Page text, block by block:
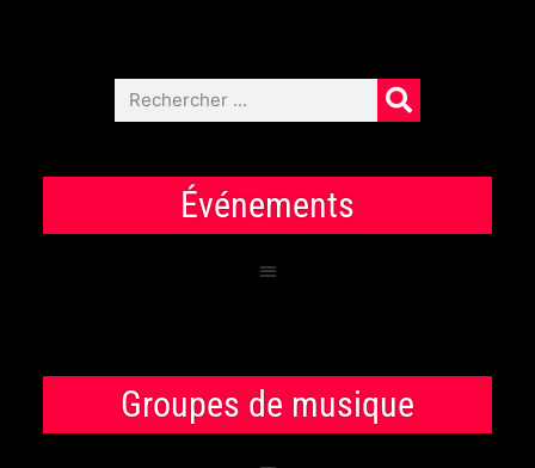
Événements
Groupes de musique